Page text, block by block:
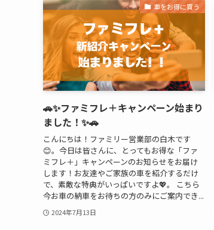
車をお得に買う
🚗✨ファミフレ＋キャンペーン始まり
ました！✨🚗
こんにちは！ファミリー営業部の白木です
😊。今日は皆さんに、とってもお得な「ファ
ミフレ＋」キャンペーンのお知らせをお届け
します！お友達やご家族の車を紹介するだけ
で、素敵な特典がいっぱいですよ💖。 こちら
今お車の納車をお待ちの方のみにご案内でき...
2024年7月13日